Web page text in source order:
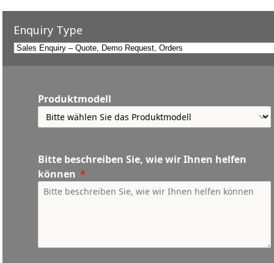
Enquiry Type
Produktmodell
Bitte beschreiben Sie, wie wir Ihnen helfen
können